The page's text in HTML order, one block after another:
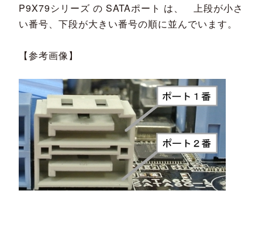
P9X79シリーズ の SATAポート は、 上段が小さ
い番号、下段が大きい番号の順に並んでいます。
【参考画像】